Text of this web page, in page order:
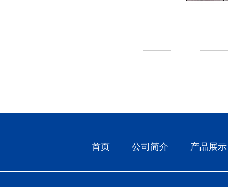
工业材型材图
首页 公司简介 产品展示